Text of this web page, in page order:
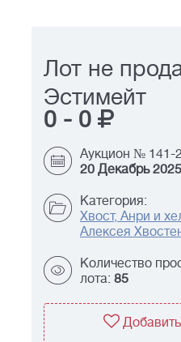
Лот не
Эстимейт
0 - 0
Аукцион № 141-
20 Декабрь
Категория:
Хвост, Анри и
Алексея
Количество
лота: 85